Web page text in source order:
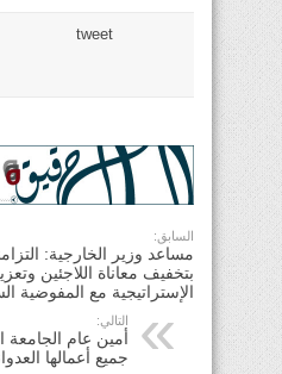
tweet
السابق:
مساعد وزير الخارجية:
بتخفيف معاناة اللاجئين
الإستراتيجية مع المفوضية
التالي:
أمين عام الجامعة
جميع أعمالها